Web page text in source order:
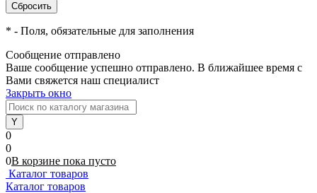
* - Поля, обязательные для заполнения
Сообщение отправлено
Ваше сообщение успешно отправлено. В ближайшее время с
Вами свяжется наш специалист
Закрыть окно
0
0
0В корзине пока пусто
Каталог товаров
Каталог товаров